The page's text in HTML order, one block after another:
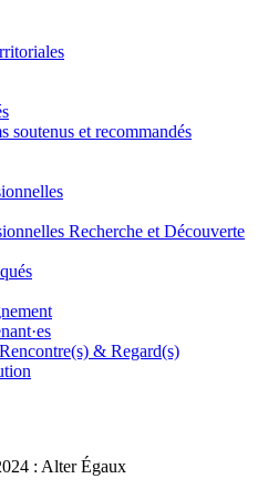
soutenus et recommandés
Recherche et Découverte
& Regard(s)
: Alter Égaux